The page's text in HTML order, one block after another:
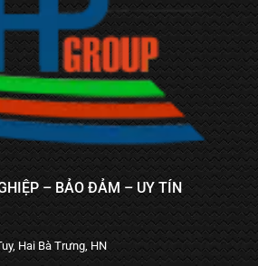
– BẢO ĐẢM – UY TÍN
Hai Bà Trưng, HN